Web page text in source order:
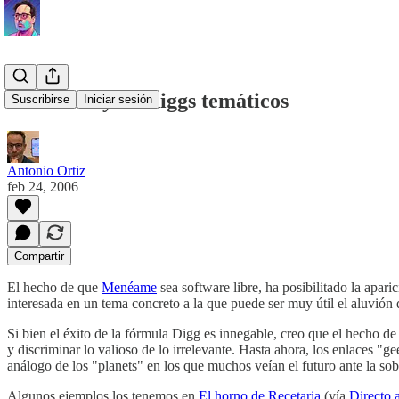
Suscribirse Iniciar sesión
Menéame y los diggs temáticos
Antonio Ortiz
feb 24, 2006
Compartir
El hecho de que Menéame sea software libre, ha posibilitado la
interesada en un tema concreto a la que puede ser muy útil el
Si bien el éxito de la fórmula Digg es innegable, creo que el hecho
y discriminar lo valioso de lo irrelevante. Hasta ahora, los enlaces
análogo de los "planets" en los que muchos veían el futuro ante la
Algunos ejemplos los tenemos en El horno de Recetaria (vía Directo